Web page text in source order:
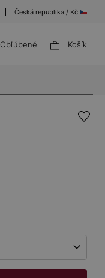
Česká republika / Kč
Obľúbené Košík